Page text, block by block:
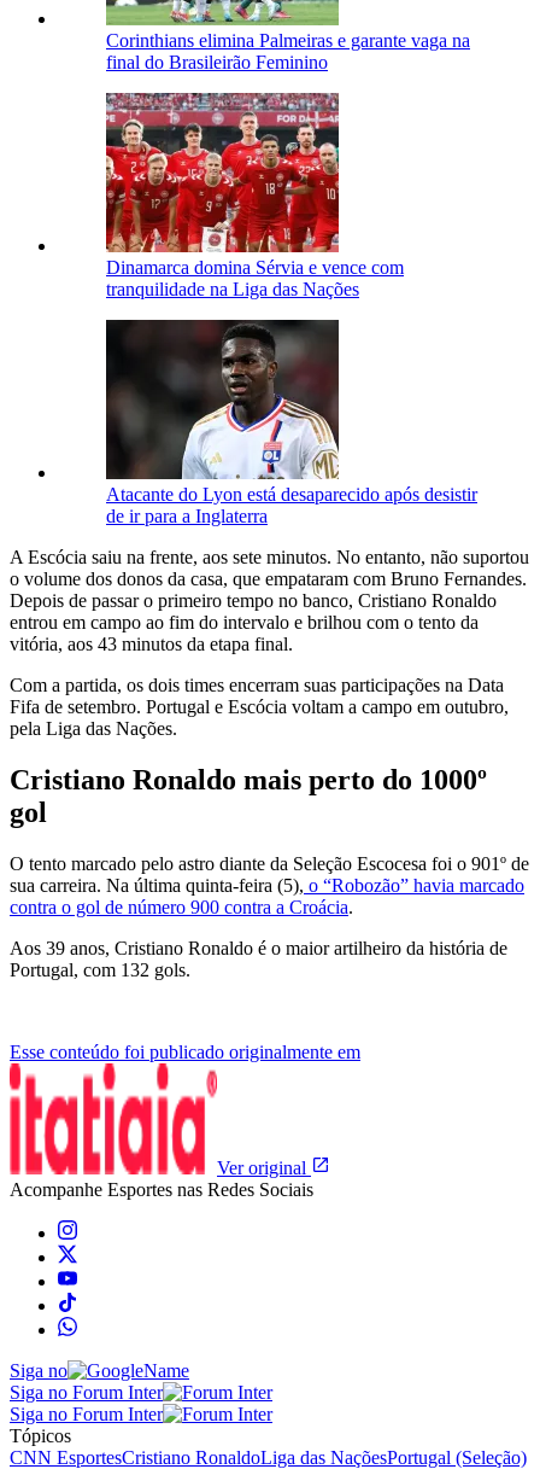
Corinthians elimina Palmeiras e garante vaga na
final do Brasileirão Feminino
Dinamarca domina Sérvia e vence com
tranquilidade na Liga das Nações
Atacante do Lyon está desaparecido após desistir
de ir para a Inglaterra
A Escócia saiu na frente, aos sete minutos. No entanto, não suportou
o volume dos donos da casa, que empataram com Bruno Fernandes.
Depois de passar o primeiro tempo no banco, Cristiano Ronaldo
entrou em campo ao fim do intervalo e brilhou com o tento da
vitória, aos 43 minutos da etapa final.
Com a partida, os dois times encerram suas participações na Data
Fifa de setembro. Portugal e Escócia voltam a campo em outubro,
pela Liga das Nações.
Cristiano Ronaldo mais perto do 1000º
gol
O tento marcado pelo astro diante da Seleção Escocesa foi o 901º de
sua carreira. Na última quinta-feira (5), o “Robozão” havia marcado
contra o gol de número 900 contra a Croácia.
Aos 39 anos, Cristiano Ronaldo é o maior artilheiro da história de
Portugal, com 132 gols.
Esse conteúdo foi publicado originalmente em
Ver original
Acompanhe Esportes nas Redes Sociais
Siga no
Siga no Forum Inter
Siga no Forum Inter
Tópicos
CNN EsportesCristiano RonaldoLiga das NaçõesPortugal (Seleção)